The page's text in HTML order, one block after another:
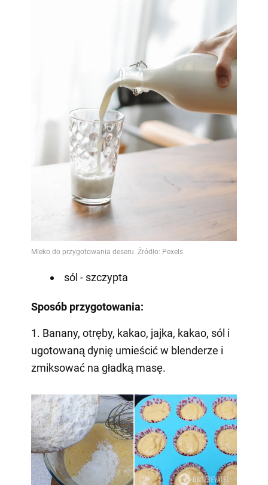
sól - szczypta
Sposób przygotowania:
1. Banany, otręby, kakao, jajka, kakao, sól i
ugotowaną dynię umieścić w blenderze i
zmiksować na gładką masę.